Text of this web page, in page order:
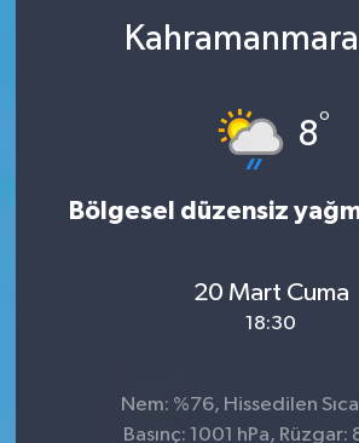
8°
Bölgesel düzensiz
20 Mart Cuma
18:30
Nem: %76, Hissedilen
Basınç: 1001 hPa, Rüzgar:
Haber Arşivi